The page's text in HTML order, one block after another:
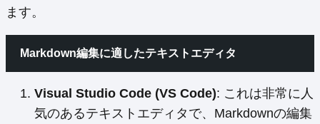
ます。
Markdown編集に適したテキストエディタ
Visual Studio Code (VS Code): これは非常に人
気のあるテキストエディタで、Markdownの編集